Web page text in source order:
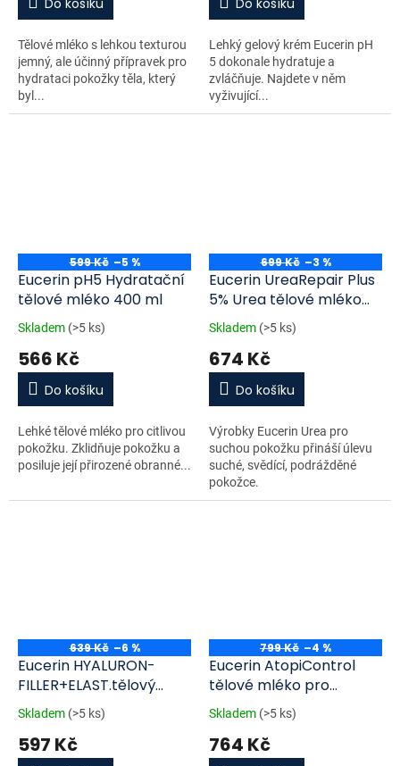
Tělové mléko s lehkou texturou
jemný, ale účinný přípravek pro
hydrataci pokožky těla, který
byl...
Lehký gelový krém Eucerin pH
5 dokonale hydratuje a
zvláčňuje. Najdete v něm
vyživující...
599 Kč –5 %
Eucerin pH5 Hydratační
tělové mléko 400 ml
Skladem (>5 ks)
566 Kč
Do košíku
Lehké tělové mléko pro citlivou
pokožku. Zklidňuje pokožku a
posiluje její přirozené obranné...
699 Kč –3 %
Eucerin UreaRepair Plus
5% Urea tělové mléko
400 ml
Skladem (>5 ks)
674 Kč
Do košíku
Výrobky Eucerin Urea pro
suchou pokožku přináší úlevu
suché, svědící, podrážděné
pokožce.
639 Kč –6 %
Eucerin HYALURON-
FILLER+ELAST.tělový
krém 200 ml
Skladem (>5 ks)
597 Kč
799 Kč –4 %
Eucerin AtopiControl
tělové mléko pro
suchou a svědící
pokožku 400 ml
Skladem (>5 ks)
764 Kč